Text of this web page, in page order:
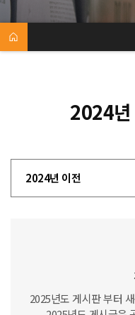
2024년
2024년 이전
2025년도 게시판 부터